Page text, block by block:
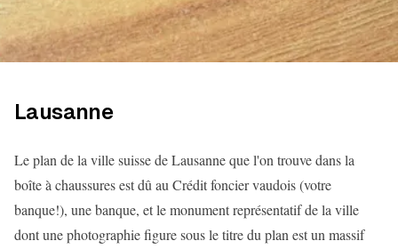
Lausanne
Le plan de la ville suisse de Lausanne que l'on trouve dans la
boîte à chaussures est dû au Crédit foncier vaudois (votre
banque!), une banque, et le monument représentatif de la ville
dont une photographie figure sous le titre du plan est un massif